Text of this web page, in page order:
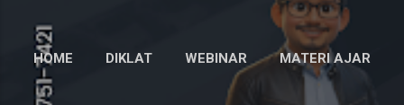
HOME DIKLAT WEBINAR MATERI AJAR
PROFIL